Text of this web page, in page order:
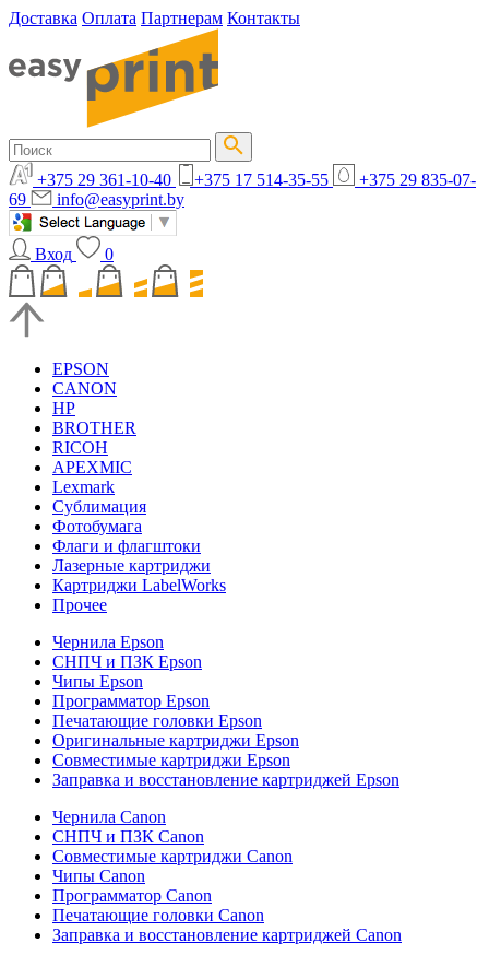
Доставка Оплата Партнерам Контакты
+375 29 361-10-40 +375 17 514-35-55
+375 29 835-07-
69
info@easyprint.by
Вход 0
EPSON
CANON
HP
BROTHER
RICOH
APEXMIC
Lexmark
Сублимация
Фотобумага
Флаги и флагштоки
Лазерные картриджи
Картриджи LabelWorks
Прочее
Чернила Epson
СНПЧ и ПЗК Epson
Чипы Epson
Программатор Epson
Печатающие головки Epson
Оригинальные картриджи Epson
Совместимые картриджи Epson
Заправка и восстановление картриджей Epson
Чернила Canon
СНПЧ и ПЗК Canon
Совместимые картриджи Canon
Чипы Canon
Программатор Canon
Печатающие головки Canon
Заправка и восстановление картриджей Canon